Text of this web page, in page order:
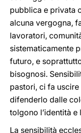
pubblica e privata
alcuna vergogna,
lavoratori,
sistematicamente
futuro, e
bisognosi.
pastori, ci fa
difenderlo dalle
tolgono l’identità e
La sensibilità